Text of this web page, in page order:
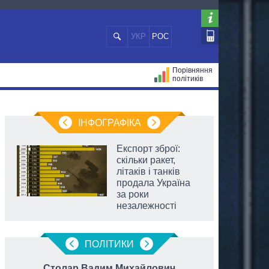
УКР РОС
Порівняння
політиків
ІНФОГРАФІКА
Експорт зброї:
скільки ракет,
літаків і танків
продала Україна
за роки
незалежності
ПОЛIТИКИ